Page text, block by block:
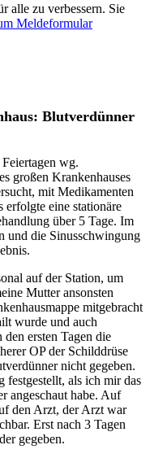
alle zu verbessern. Sie
Meldeformular
Blutverdünner
wg.
großen Krankenhauses
mit Medikamenten
erfolgte eine stationäre
über 5 Tage. Im
und die Sinusschwingung
auf der Station, um
Mutter ansonsten
mitgebracht
wurde und auch
ersten Tagen die
OP der Schilddrüse
nicht gegeben.
festgestellt, als ich mir das
angeschaut habe. Auf
den Arzt, der Arzt war
Erst nach 3 Tagen
gegeben.